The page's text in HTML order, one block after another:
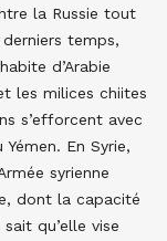
la Russie tout
temps,
d’Arabie
les milices chiites
s’efforcent avec
En Syrie,
syrienne
dont la capacité
qu’elle vise